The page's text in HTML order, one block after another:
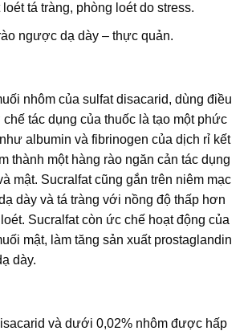
tá tràng, phòng loét do stress.
ngược dạ dày – thực quản.
nhôm của sulfat disacarid, dùng điều
tác dụng của thuốc là tạo một phức
albumin và fibrinogen của dịch rỉ kết
thành một hàng rào ngăn cản tác dụng
mật. Sucralfat cũng gắn trên niêm mạc
dày và tá tràng với nồng độ thấp hơn
Sucralfat còn ức chế hoạt động của
mật, làm tăng sản xuất prostaglandin
dày.
và dưới 0,02% nhôm được hấp